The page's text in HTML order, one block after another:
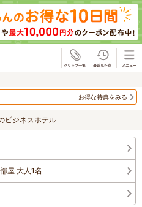
お得な特典をみる
ビジネスホテル
屋 大人1名